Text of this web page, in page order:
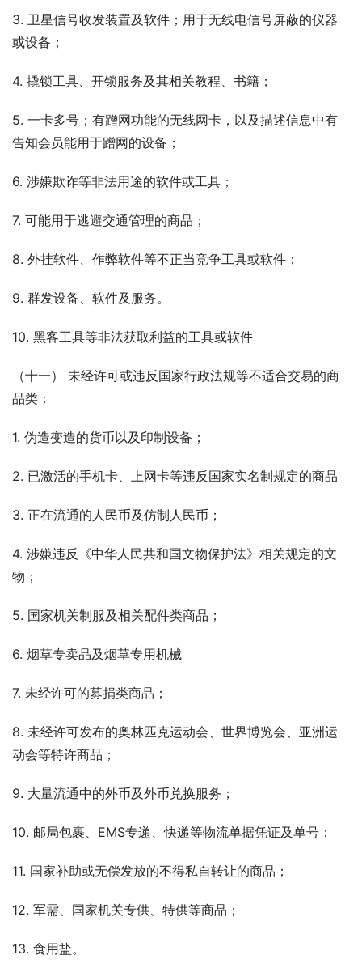
3. 卫星信号收发装置及软件；用于无线电信号屏蔽的仪器
或设备；
4. 撬锁工具、开锁服务及其相关教程、书籍；
5. 一卡多号；有蹭网功能的无线网卡，以及描述信息中有
告知会员能用于蹭网的设备；
6. 涉嫌欺诈等非法用途的软件或工具；
7. 可能用于逃避交通管理的商品；
8. 外挂软件、作弊软件等不正当竞争工具或软件；
9. 群发设备、软件及服务。
10. 黑客工具等非法获取利益的工具或软件
（十一） 未经许可或违反国家行政法规等不适合交易的商
品类：
1. 伪造变造的货币以及印制设备；
2. 已激活的手机卡、上网卡等违反国家实名制规定的商品
3. 正在流通的人民币及仿制人民币；
4. 涉嫌违反《中华人民共和国文物保护法》相关规定的文
物；
5. 国家机关制服及相关配件类商品；
6. 烟草专卖品及烟草专用机械
7. 未经许可的募捐类商品；
8. 未经许可发布的奥林匹克运动会、世界博览会、亚洲运
动会等特许商品；
9. 大量流通中的外币及外币兑换服务；
10. 邮局包裹、EMS专递、快递等物流单据凭证及单号；
11. 国家补助或无偿发放的不得私自转让的商品；
12. 军需、国家机关专供、特供等商品；
13. 食用盐。